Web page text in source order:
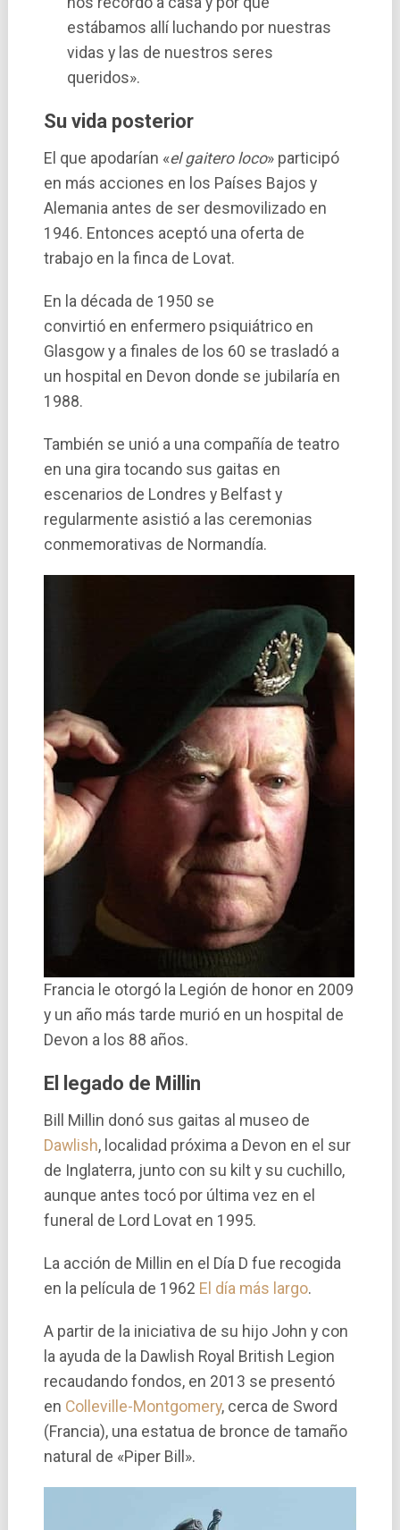
estábamos allí luchando por nuestras
vidas y las de nuestros seres
queridos».
Su vida posterior
El que apodarían «el gaitero loco» participó
en más acciones en los Países Bajos y
Alemania antes de ser desmovilizado en
1946. Entonces aceptó una oferta de
trabajo en la finca de Lovat.
En la década de 1950 se
convirtió en enfermero psiquiátrico en
Glasgow y a finales de los 60 se trasladó a
un hospital en Devon donde se jubilaría en
1988.
También se unió a una compañía de teatro
en una gira tocando sus gaitas en
escenarios de Londres y Belfast y
regularmente asistió a las ceremonias
conmemorativas de Normandía.
Francia le otorgó la Legión de honor en 2009
y un año más tarde murió en un hospital de
Devon a los 88 años.
El legado de Millin
Bill Millin donó sus gaitas al museo de
Dawlish, localidad próxima a Devon en el sur
de Inglaterra, junto con su kilt y su cuchillo,
aunque antes tocó por última vez en el
funeral de Lord Lovat en 1995.
La acción de Millin en el Día D fue recogida
en la película de 1962 El día más largo.
A partir de la iniciativa de su hijo John y con
la ayuda de la Dawlish Royal British Legion
recaudando fondos, en 2013 se presentó
en Colleville-Montgomery, cerca de Sword
(Francia), una estatua de bronce de tamaño
natural de «Piper Bill».